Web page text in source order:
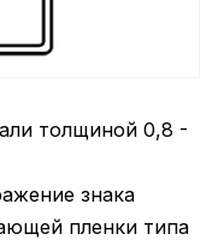
толщиной 0,8 -
знака
пленки типа